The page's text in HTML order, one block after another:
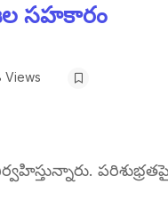
సహకారం
Views